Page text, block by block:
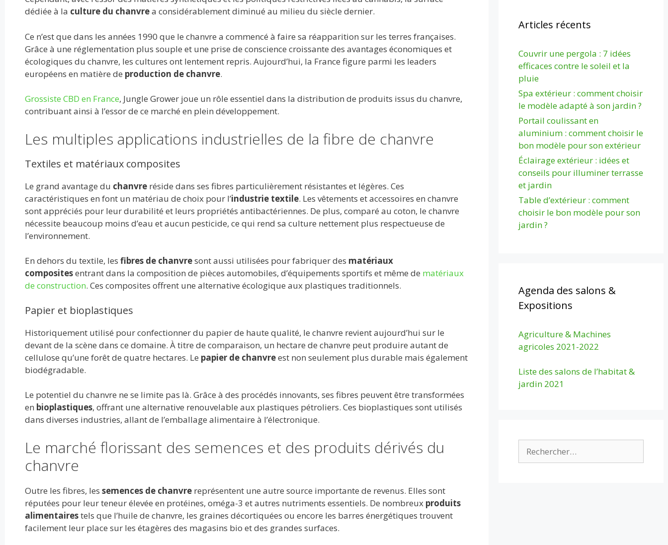
dédiée à la culture du chanvrea considérablement diminué au milieu du siècle dernier.
Ce n’est que dans les années 1990 que le chanvre a commencé à faire sa réapparition sur les terres françaises.
Grâce à une réglementation plus souple et une prise de conscience croissante des avantages économiques et
écologiques du chanvre, les cultures ont lentement repris. Aujourd’hui, la France figure parmi les leaders
européens en matière de production de chanvre.
Grossiste CBD en France, Jungle Grower joue un rôle essentiel dans la distribution de produits issus du chanvre,
contribuant ainsi à l’essor de ce marché en plein développement.
Les multiples applications industrielles de la fibre de chanvre
Textiles et matériaux composites
Le grand avantage du chanvreréside dans ses fibres particulièrement résistantes et légères. Ces
caractéristiques en font un matériau de choix pour l’industrie textile. Les vêtements et accessoires en chanvre
sont appréciés pour leur durabilité et leurs propriétés antibactériennes. De plus, comparé au coton, le chanvre
nécessite beaucoup moins d’eau et aucun pesticide, ce qui rend sa culture nettement plus respectueuse de
l’environnement.
En dehors du textile, les fibres de chanvresont aussi utilisées pour fabriquer des matériaux
compositesentrant dans la composition de pièces automobiles, d’équipements sportifs et même de matériaux
de construction. Ces composites offrent une alternative écologique aux plastiques traditionnels.
Papier et bioplastiques
Historiquement utilisé pour confectionner du papier de haute qualité, le chanvre revient aujourd’hui sur le
devant de la scène dans ce domaine. À titre de comparaison, un hectare de chanvre peut produire autant de
cellulose qu’une forêt de quatre hectares. Le papier de chanvreest non seulement plus durable mais également
biodégradable.
Le potentiel du chanvre ne se limite pas là. Grâce à des procédés innovants, ses fibres peuvent être transformées
en bioplastiques, offrant une alternative renouvelable aux plastiques pétroliers. Ces bioplastiques sont utilisés
dans diverses industries, allant de l’emballage alimentaire à l’électronique.
Le marché florissant des semences et des produits dérivés du
chanvre
Outre les fibres, les semences de chanvrereprésentent une autre source importante de revenus. Elles sont
réputées pour leur teneur élevée en protéines, oméga-3 et autres nutriments essentiels. De nombreux produits
alimentairestels que l’huile de chanvre, les graines décortiquées ou encore les barres énergétiques trouvent
facilement leur place sur les étagères des magasins bio et des grandes surfaces.
Articles récents
Couvrir une pergola : 7 idées
efficaces contre le soleil et la
pluie
Spa extérieur : comment choisir
le modèle adapté à son jardin ?
Portail coulissant en
aluminium : comment choisir le
bon modèle pour son extérieur
Éclairage extérieur : idées et
conseils pour illuminer terrasse
et jardin
Table d’extérieur : comment
choisir le bon modèle pour son
jardin ?
Agenda des salons &
Expositions
Agriculture & Machines
agricoles 2021-2022
Liste des salons de l’habitat &
jardin 2021